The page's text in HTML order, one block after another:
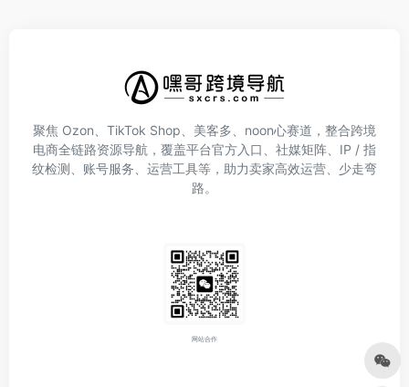
聚焦 Ozon、TikTok Shop、美客多、noon心赛道，整合跨境
电商全链路资源导航，覆盖平台官方入口、社媒矩阵、IP / 指
纹检测、账号服务、运营工具等，助力卖家高效运营、少走弯
路。
网站合作